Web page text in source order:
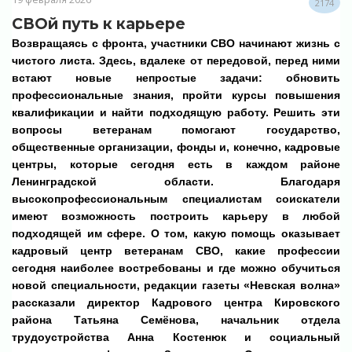
2174
СВОй путь к карьере
Возвращаясь с фронта, участники СВО начинают жизнь с
чистого листа. Здесь, вдалеке от передовой, перед ними
встают новые непростые задачи: обновить
профессиональные знания, пройти курсы повышения
квалификации и найти подходящую работу. Решить эти
вопросы ветеранам помогают государство,
общественные организации, фонды и, конечно, кадровые
центры, которые сегодня есть в каждом районе
Ленинградской области. Благодаря
высокопрофессиональным специалистам соискатели
имеют возможность построить карьеру в любой
подходящей им сфере. О том, какую помощь оказывает
кадровый центр ветеранам СВО, какие профессии
сегодня наиболее востребованы и где можно обучиться
новой специальности, редакции газеты «Невская волна»
рассказали директор Кадрового центра Кировского
района Татьяна Семёнова, начальник отдела
трудоустройства Анна Костенюк и социальный